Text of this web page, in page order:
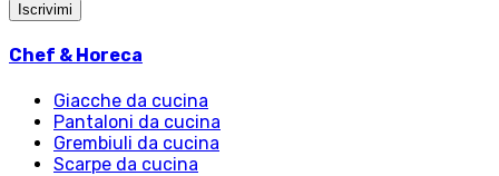
Iscrivimi
Chef & Horeca
Giacche da cucina
Pantaloni da cucina
Grembiuli da cucina
Scarpe da cucina